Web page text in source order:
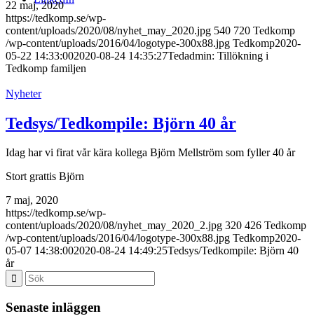
22 maj, 2020
https://tedkomp.se/wp-
content/uploads/2020/08/nyhet_may_2020.jpg 540 720 Tedkomp
/wp-content/uploads/2016/04/logotype-300x88.jpg Tedkomp2020-
05-22 14:33:002020-08-24 14:35:27Tedadmin: Tillökning i
Tedkomp familjen
Nyheter
Tedsys/Tedkompile: Björn 40 år
Idag har vi firat vår kära kollega Björn Mellström som fyller 40 år
Stort grattis Björn
7 maj, 2020
https://tedkomp.se/wp-
content/uploads/2020/08/nyhet_may_2020_2.jpg 320 426 Tedkomp
/wp-content/uploads/2016/04/logotype-300x88.jpg Tedkomp2020-
05-07 14:38:002020-08-24 14:49:25Tedsys/Tedkompile: Björn 40
år
Senaste inläggen